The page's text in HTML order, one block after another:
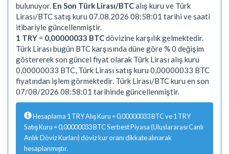
bulunuyor. En Son Türk Lirası/BTCalış kuru ve Türk
Lirası/BTC satış kuru 07.08.2026 08:58:01 tarihi ve saati
itibariyle güncellenmiştir.
1 TRY = 0,00000033 BTCdövizine karşılık gelmektedir.
Türk Lirası bugün BTC karşısında düne göre % 0 değişim
göstererek son güncel fiyat olarak Türk Lirası alış kuru
0,00000033 BTC, Türk Lirası satış kuru 0,00000033 BTC
fiyatından işlem görmektedir. Türk Lirası/BTC kuru en son
07/08/2026 08:58:01 tarihinde güncellenmiştir.
Hesaplama 1 TRY Alış Kuru = 0,00000033 BTC ve 1 TRY
Satış Kuru = 0,00000033 BTC Serbest Piyasa (Uluslararası Canlı
Anlık Döviz Kurları) döviz kur oranı dikkate alınarak
hesaplanmıştır.